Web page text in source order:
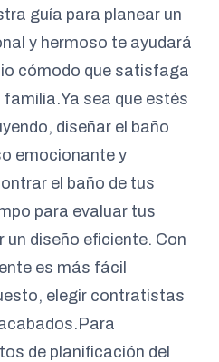
guía para planear un
y hermoso te ayudará
cómodo que satisfaga
familia.Ya sea que estés
diseñar el baño
emocionante y
el baño de tus
para evaluar tus
un diseño eficiente. Con
es más fácil
elegir contratistas
de planificación del